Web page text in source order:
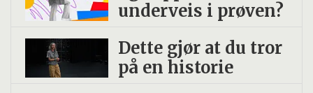
underveis i prøven?
Dette gjør at du tror
på en historie